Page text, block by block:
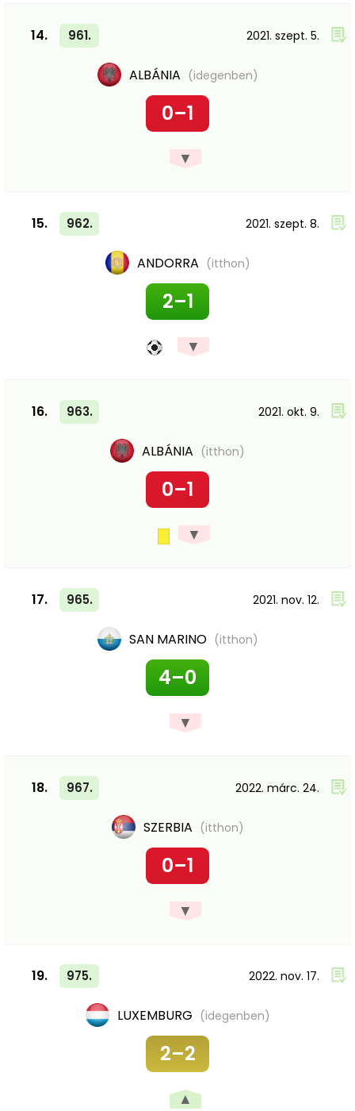
14. 961. 2021. szept. 5.
ALBÁNIA (idegenben)
0–1
▼
15. 962. 2021. szept. 8.
ANDORRA (itthon)
2–1
▼
16. 963. 2021. okt. 9.
ALBÁNIA (itthon)
0–1
▼
17. 965. 2021. nov. 12.
SAN MARINO (itthon)
4–0
▼
18. 967. 2022. márc. 24.
SZERBIA (itthon)
0–1
▼
19. 975. 2022. nov. 17.
LUXEMBURG (idegenben)
2–2
▲